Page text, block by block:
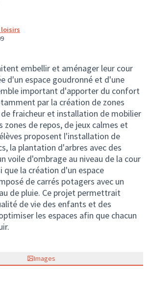
loisirs
embellir et aménager leur cour
d'un espace goudronné et d'une
important d'apporter du confort
par la création de zones
fraicheur et installation de mobilier
zones de repos, de jeux calmes et
proposent l'installation de
la plantation d'arbres avec des
voile d'ombrage au niveau de la cour
que la création d'un espace
de carrés potagers avec un
de pluie. Ce projet permettrait
de vie des enfants et des
les espaces afin que chacun
Images